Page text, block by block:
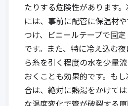
たりする危険性があります
には、事前に配管に保温材
つけ、ビニールテープで固
です。また、特に冷え込む
ら糸を引く程度の水を少量
おくことも効果的です。も
合は、絶対に熱湯をかけて
な温度変化で管が破裂する